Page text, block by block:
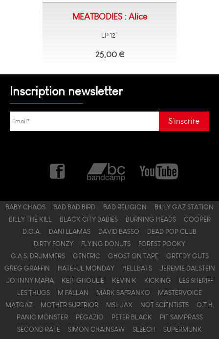
MEATBODIES : Alice
LP 12"
25,00 €
Inscription newsletter
BABY CHAOS BAD BAD BIRD BAD RELIGION
BILLY GAZ STATION
BILLY THE KILL
BLACK CITY BABIES BURNING HEADS
COOPER
D.O.A.
DANI LLAMAS DAVID BASSO
DEAD POP CLUB
DIRTY FONZY
FLYING DONUTS
FOREST POOKY
G.A.S. DRUMMERS
GENERIC GHOST ON TAPE
GREEDY GUTS
GREG GRAFFIN
HATEFUL MONDAY HELLBATS
JEREMIE DALSTEIN
JOHNNY MAFIA
KEPI GHOULIE KEVIN K KICKING
LES $HERIFF
LES THUGS
M FALLAN MARK SAFRANKO
MASTERVOICE
MATGAZ
MOTHER SUPERIOR MSL JAX NOT SCIENTISTS
O.T.H.
PANIC MONSTER
PEGAZIO PETER BLACK
PIT SAMPRASS
SECOND RATE
SIMON CHAINSAW SLEECH
SUPERMUNK